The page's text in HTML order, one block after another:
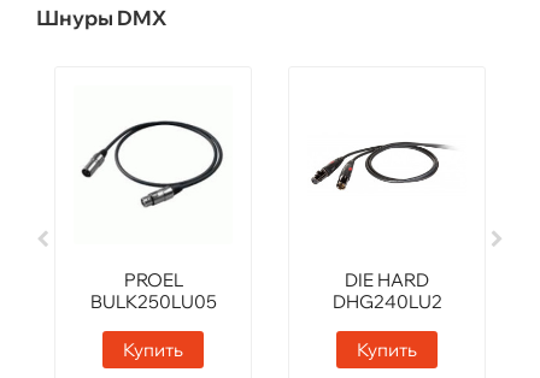
Шнуры DMX
PROEL
BULK250LU05
Купить
DIE HARD
DHG240LU2
Купить